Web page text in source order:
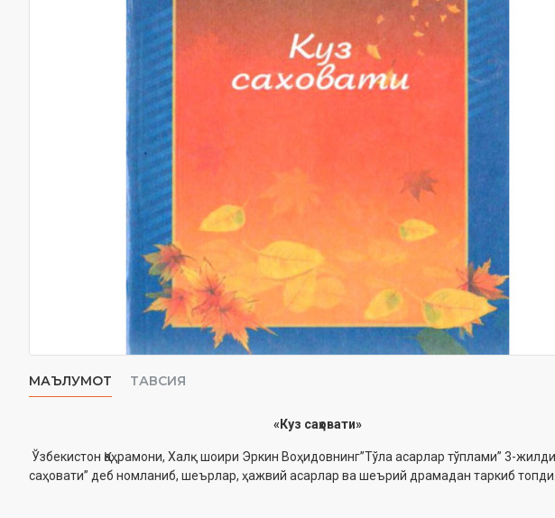
МАЪЛУМОТ ТАВСИЯ
«Куз саҳовати»
Ўзбекистон Қаҳрамони, Халқ шоири Эркин Воҳидовнинг”Тўла асарлар тўплами” 3-жилди
саҳовати” деб номланиб, шеърлар, ҳажвий асарлар ва шеърий драмадан таркиб топди.